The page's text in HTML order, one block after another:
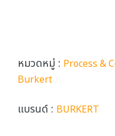
หมวดหมู่ : Process &
Burkert
แบรนด์ : BURKERT